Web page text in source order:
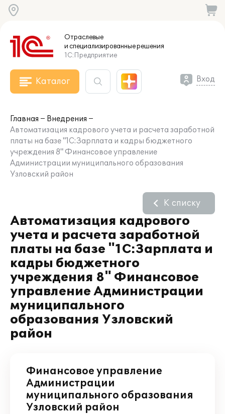
Отраслевые
и специализированныерешения
1С:Предприятие
Каталог Вход
Главная
Внедрения
Автоматизация кадрового учета и расчета заработной
платы на базе "1С:Зарплата и кадры бюджетного
учреждения 8" Финансовое управление
Администрации муниципального образования
Узловский район
Автоматизация кадрового
учета и расчета заработной
платы на базе "1С:Зарплата и
кадры бюджетного
учреждения 8" Финансовое
управление Администрации
муниципального
образования Узловский
район
К списку
Финансовое управление
Администрации
муниципального образования
Узловский район